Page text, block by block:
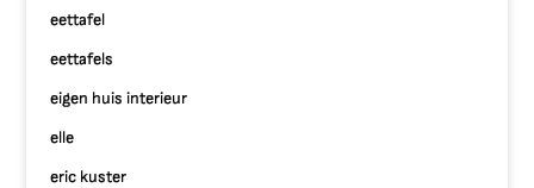
eettafel
eettafels
eigen huis interieur
elle
eric kuster